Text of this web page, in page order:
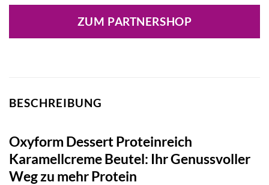
ZUM PARTNERSHOP
BESCHREIBUNG
Oxyform Dessert Proteinreich
Karamellcreme Beutel: Ihr Genussvoller
Weg zu mehr Protein